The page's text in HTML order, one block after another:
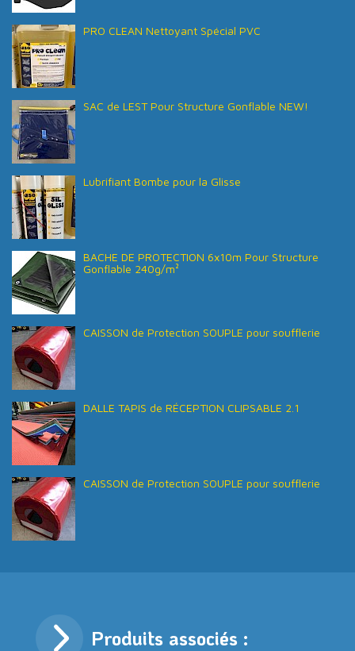
PRO CLEAN Nettoyant Spécial PVC
SAC de LEST Pour Structure Gonflable NEW!
Lubrifiant Bombe pour la Glisse
BACHE DE PROTECTION 6x10m Pour Structure
Gonflable 240g/m²
CAISSON de Protection SOUPLE pour soufflerie
DALLE TAPIS de RÉCEPTION CLIPSABLE 2.1
CAISSON de Protection SOUPLE pour soufflerie
Produits associés :